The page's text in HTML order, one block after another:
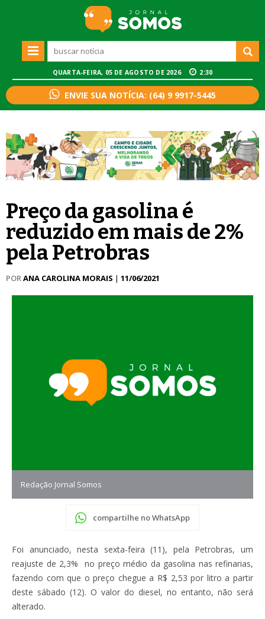
QUARTA-FEIRA, 05 DE AGOSTO DE 2026 2:30
ENVIE SUA NOTÍCIA: (64) 9 9917-5445
Preço da gasolina é
reduzido em mais de 2%
pela Petrobras
PORANA CAROLINA MORAIS | 11/06/2021
Redação Jornal Somos
compartilhe no WhatsApp
Foi anunciado, nesta sexta-feira (11), pela Petrobras, um
reajuste de 2,3% no preço médio da gasolina nas refinarias,
fazendo com que o preço chegue a R$ 2,53 por litro a partir
deste sábado (12). O valor do diesel, no entanto, não será
alterado.